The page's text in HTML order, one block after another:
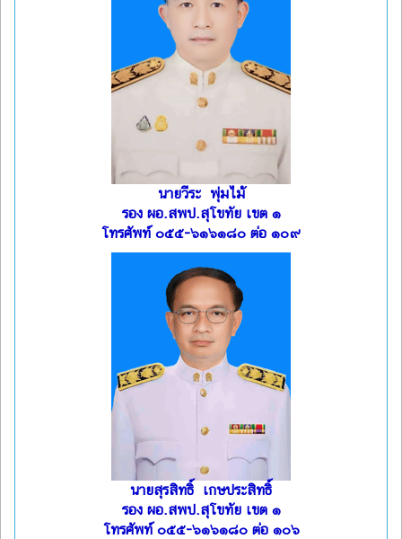
นายวีระ พุ่มไม้
รอง ผอ.สพป.สุโขทัย เขต ๑
โทรศัพท์ ๐๕๕-๖๑๖๑๘๐ ต่อ ๑๐๙
นายสุรสิทธิ์ เกษประสิทธิ์
รอง ผอ.สพป.สุโขทัย เขต ๑
โทรศัพท์ ๐๕๕-๖๑๖๑๘๐ ต่อ ๑๐๖